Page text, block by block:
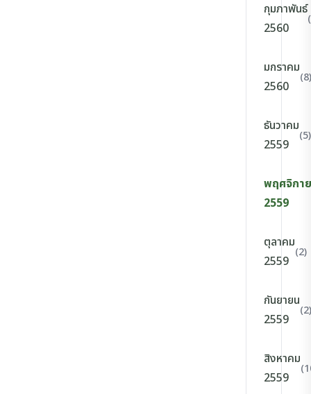
กุมภาพันธ์
2560
มกราคม
2560
(8)
ธันวาคม
2559
(5)
พฤศจิกา
2559
ตุลาคม
2559
(2)
กันยายน
2559
(2)
สิงหาคม
2559